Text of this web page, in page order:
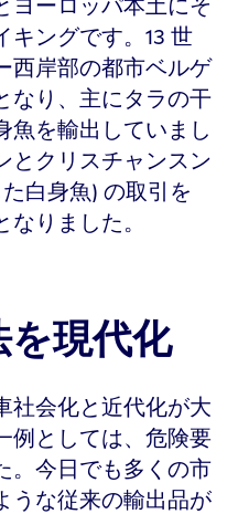
ヨーロッパ本土にそ
キングです。13 世
西岸部の都市ベルゲ
なり、主にタラの干
魚を輸出していまし
とクリスチャンスン
白身魚) の取引を
りました。
現代化
社会化と近代化が大
例としては、危険要
。今日でも多くの市
うな従来の輸出品が